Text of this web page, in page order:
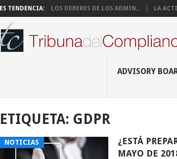
ES TENDENCIA: LOS DEBERES DE LOS ADMIN... LA
ADVISORY
ETIQUETA: GDPR
NOTICIAS
¿ESTÁ
MAYO DE